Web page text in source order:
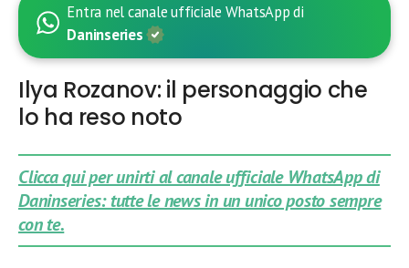
Entra nel canale ufficiale WhatsApp di
Daninseries
Ilya Rozanov: il personaggio che
lo ha reso noto
Clicca qui per unirti al canale ufficiale WhatsApp di
Daninseries: tutte le news in un unico posto sempre
con te.